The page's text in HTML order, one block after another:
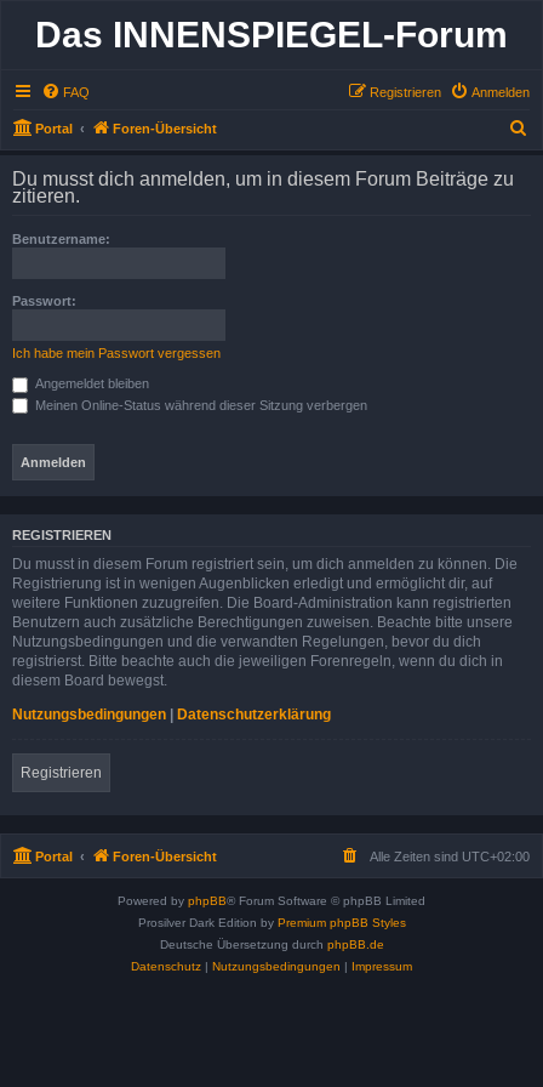
Das INNENSPIEGEL-Forum
FAQ Anmelden
Registrieren
Portal Foren-Übersicht
Du musst dich anmelden, um in diesem Forum Beiträge zu
zitieren.
Benutzername:
Passwort:
Ich habe mein Passwort vergessen
Angemeldet bleiben
Meinen Online-Status während dieser Sitzung verbergen
REGISTRIEREN
Du musst in diesem Forum registriert sein, um dich anmelden zu können. Die
Registrierung ist in wenigen Augenblicken erledigt und ermöglicht dir, auf
weitere Funktionen zuzugreifen. Die Board-Administration kann registrierten
Benutzern auch zusätzliche Berechtigungen zuweisen. Beachte bitte unsere
Nutzungsbedingungen und die verwandten Regelungen, bevor du dich
registrierst. Bitte beachte auch die jeweiligen Forenregeln, wenn du dich in
diesem Board bewegst.
Nutzungsbedingungen | Datenschutzerklärung
Registrieren
Portal Foren-Übersicht Alle Zeiten sind UTC+02:00
Powered by phpBB® Forum Software © phpBB Limited
Prosilver Dark Edition by Premium phpBB Styles
Deutsche Übersetzung durch phpBB.de
Datenschutz | Nutzungsbedingungen | Impressum